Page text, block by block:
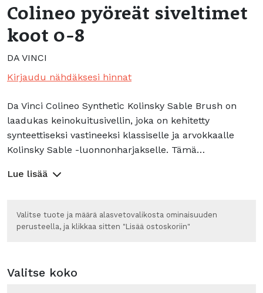
Colineo pyöreät siveltimet
koot 0-8
DA VINCI
Kirjaudu nähdäksesi hinnat
Da Vinci Colineo Synthetic Kolinsky Sable Brush on
laadukas keinokuitusivellin, joka on kehitetty
synteettiseksi vastineeksi klassiselle ja arvokkaalle
Kolinsky Sable -luonnonharjakselle. Tämä…
Lue lisää
Valitse tuote ja määrä alasvetovalikosta ominaisuuden
perusteella, ja klikkaa sitten "Lisää ostoskoriin"
Valitse koko